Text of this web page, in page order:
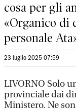
cosa per gli
«Organico di
personale
23 luglio 2025 07:59
LIVORNO Solo
provinciale dai
Ministero. Ne